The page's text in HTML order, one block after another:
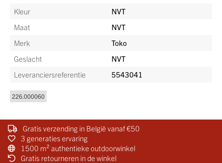
Kleur
NVT
Maat
NVT
Merk
Toko
Geslacht
NVT
Leveranciersreferentie
5543041
226.000060
Gratis verzending in België vanaf €50
3 generaties ervaring
1500 m² authentieke outdoorwinkel
Gratis retourneren in de winkel